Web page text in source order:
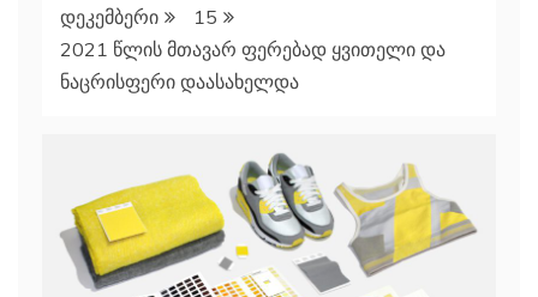
დეკემბერი
15
2021 წლის მთავარ ფერებად ყვითელი და
ნაცრისფერი დაასახელდა